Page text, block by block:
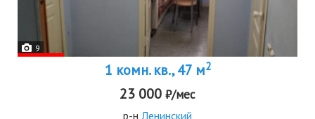
9
1 комн. кв., 47 м2
23 000 ₽/мес
р-н Ленинский